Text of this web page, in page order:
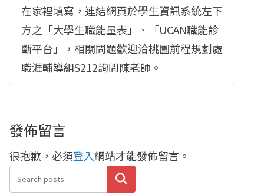
在家裡填寫，連結網頁於學生資訊系統左下
方之「大學生職能量表」、「UCAN職能診
斷平台」，相關問題歡迎洽桃園前程規劃處
職涯輔導組S212詢問陳老師。
發佈留言
很抱歉，必須登入網站才能發佈留言。
搜尋